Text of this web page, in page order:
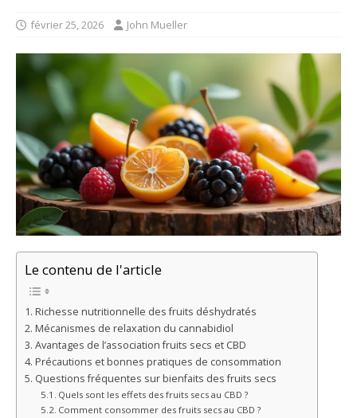
février 25, 2026 John Mueller
Le contenu de l'article
Richesse nutritionnelle des fruits déshydratés
Mécanismes de relaxation du cannabidiol
Avantages de l’association fruits secs et CBD
Précautions et bonnes pratiques de consommation
Questions fréquentes sur bienfaits des fruits secs
Quels sont les effets des fruits secs au CBD ?
Comment consommer des fruits secs au CBD ?